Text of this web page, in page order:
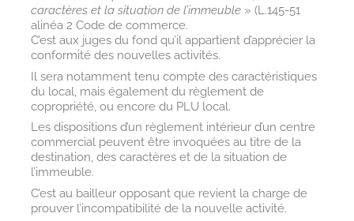
caractères et la situation de l’immeuble» (L.145-51
alinéa 2 Code de commerce.
C’est aux juges du fond qu’il appartient d’apprécier la
conformité des nouvelles activités.
Il sera notamment tenu compte des caractéristiques
du local, mais également du règlement de
copropriété, ou encore du PLU local.
Les dispositions d’un règlement intérieur d’un centre
commercial peuvent être invoquées au titre de la
destination, des caractères et de la situation de
l’immeuble.
C’est au bailleur opposant que revient la charge de
prouver l’incompatibilité de la nouvelle activité.